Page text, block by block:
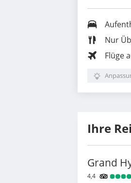
Nur
Flüge
Ihre
Grand
4,4